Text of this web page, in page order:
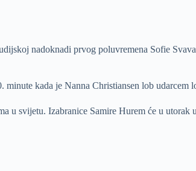
nadoknadi prvog poluvremena Sofie
kada je Nanna Christiansen lob udarcem
u svijetu. Izabranice Samire Hurem će u